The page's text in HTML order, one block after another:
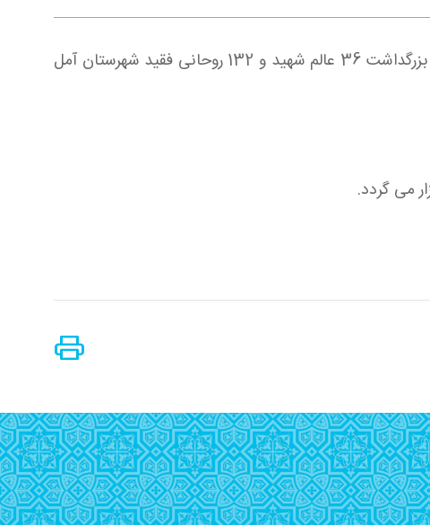
به گزارش دفتر آیت الله العظمی جوادی آملی در شهرستان آمل ،مراسم سوگواری شهادت امام صادق سلام الله علیه و بزرگداشت 36 عالم شهید و 132 روحانی فقید شهرستان آمل